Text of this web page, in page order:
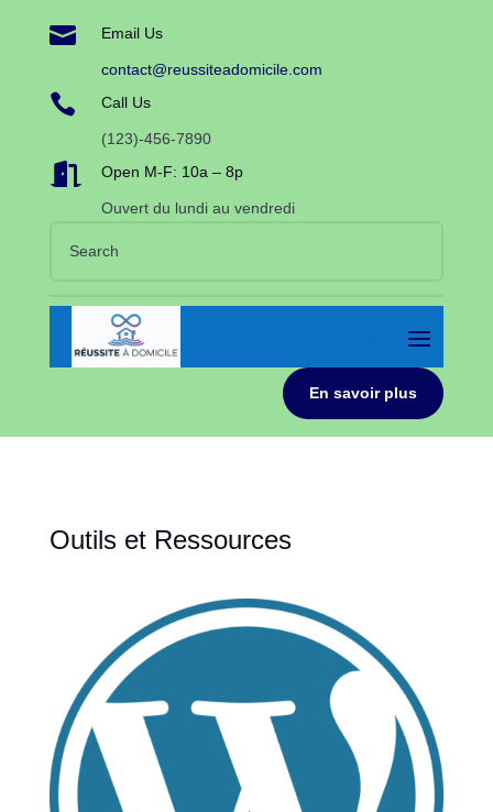
 Email Us
contact@reussiteadomicile.com
 Call Us
(123)-456-7890
 Open M-F: 10a – 8p
Ouvert du lundi au vendredi
En savoir plus
Outils et Ressources